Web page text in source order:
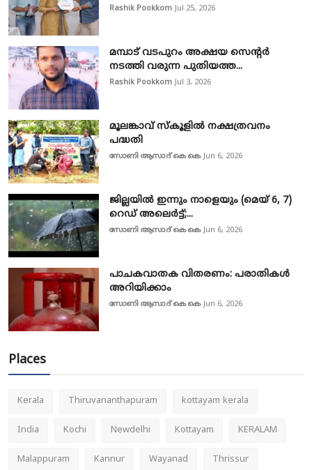
Rashik Pookkom Jul 25, 2026
മമ്പാട് വടപുറം അക്ഷയ സെന്റർ
നടത്തി വരുന്ന പുതിയത്ത...
Rashik Pookkom Jul 3, 2026
മൂലങ്കാവ് സ്കൂളിൽ നക്ഷത്രവനം
പദ്ധതി
സോണി ആസാദ് കെ കെ Jun 6, 2026
ജില്ലയിൽ ഇന്നും നാളെയും (മെയ് 6, 7)
റെഡ് അലെർട്ട്;...
സോണി ആസാദ് കെ കെ Jun 6, 2026
പാചകവാതക വിതരണം: പരാതികൾ
അറിയിക്കാം
സോണി ആസാദ് കെ കെ Jun 6, 2026
Places
Kerala Thiruvananthapuram kottayam kerala
India Kochi Newdelhi Kottayam KERALAM
Malappuram Kannur Wayanad Thrissur